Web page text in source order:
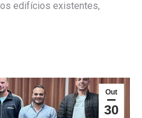
edifícios existentes,
Out
30